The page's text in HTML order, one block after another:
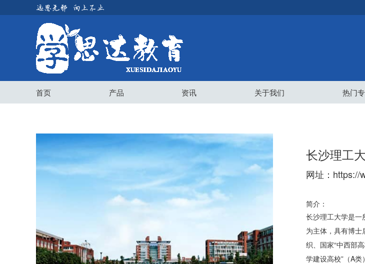
首页 产品 资讯 关于我们 热门
长沙理工
网址：https://
简介：
长沙理工大学是一
为主体，具有博
织、国家“中西部
学建设高校”（A类